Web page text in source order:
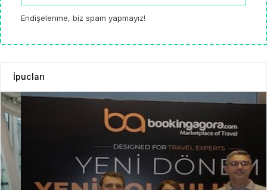
Endişelenme, biz spam yapmayız!
İpucları